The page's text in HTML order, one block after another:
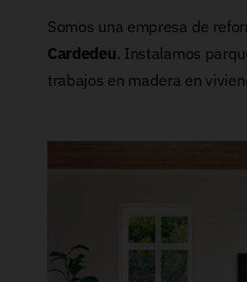
Somos una empresa de
Cardedeu. Instalamos
trabajos en madera en